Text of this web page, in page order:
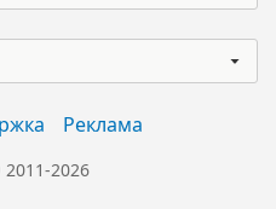
Реклама
2026